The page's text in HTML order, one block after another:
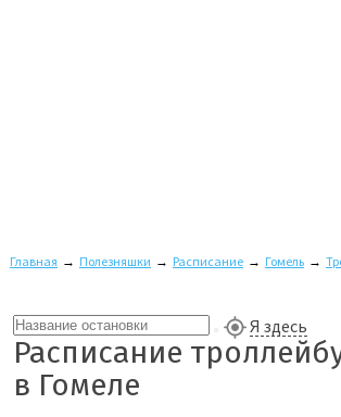
Главная → Полезняшки → Расписание → Гомель →
Я здесь
Расписание
в Гомеле